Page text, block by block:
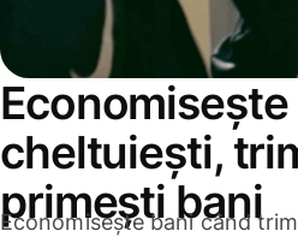
cheltuiești,
primești bani
Economisește bani când